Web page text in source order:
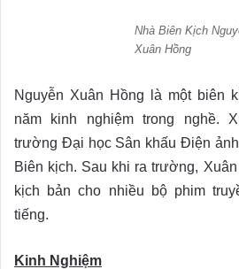
Nhà Biên Kịch
Xuân Hồng
Nguyễn Xuân Hồng là một biên
năm kinh nghiệm trong nghề.
trường Đại học Sân khấu Điện
Biên kịch. Sau khi ra trường,
kịch bản cho nhiều bộ phim
tiếng.
Kinh Nghiệm